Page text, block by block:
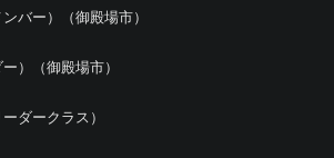
バー）（御殿場市）
）（御殿場市）
ダークラス）